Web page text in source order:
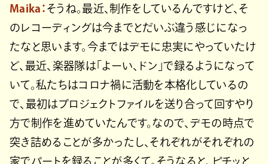
Maika： そうね。最近、制作をしているんですけど、そ
のレコーディングは今までとだいぶ違う感じになっ
たなと思います。今まではデモに忠実にやっていたけ
ど、最近、楽器隊は「よーい、ドン」で録るようになって
いて。私たちはコロナ禍に活動を本格化しているの
で、最初はプロジェクトファイルを送り合って回すやり
方で制作を進めていたんです。なので、デモの時点で
突き詰めることが多かったし、それぞれがそれぞれの
家でパートを録ることが多くて。そうなると、ピチッと